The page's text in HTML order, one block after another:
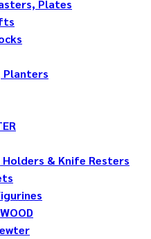
Plates
Planters
Holders & Knife Resters